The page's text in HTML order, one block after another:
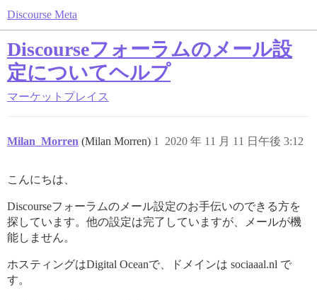
Discourse Meta
Discourseフォーラムのメール設
定についてヘルプ
マーケットプレイス
Milan_Morren (Milan Morren) 2020 年 11 月 11 日午後 3:12
1
こんにちは、
Discourseフォーラムのメール設定のお手伝いのできる方を
探しています。他の設定は完了していますが、メールが機
能しません。
ホスティングはDigital Oceanで、ドメインは sociaaal.nl で
す。